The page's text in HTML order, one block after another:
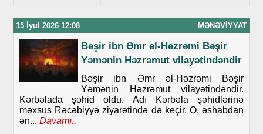
15 İyul 2026 12:08 MƏNƏVIYYAT
Bəşir ibn Əmr əl-Həzrəmi Bəşir
Yəmənin Həzrəmut vilayətindəndir
Bəşir ibn Əmr əl-Həzrəmi Bəşir
Yəmənin Həzrəmut vilayətindəndir.
Kərbəlada şəhid oldu. Adı Kərbəla şəhidlərinə
məxsus Rəcəbiyyə ziyarətində də keçir. O, əshabdan
ən... Davamı..